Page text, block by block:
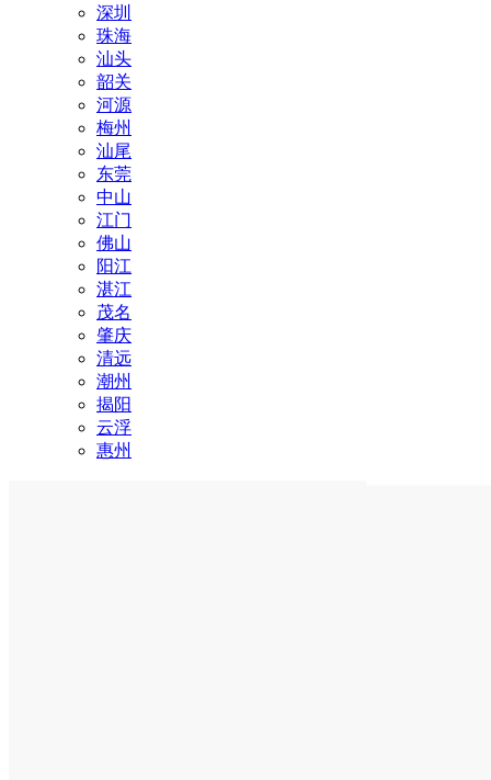
深圳
珠海
汕头
韶关
河源
梅州
汕尾
东莞
中山
江门
佛山
阳江
湛江
茂名
肇庆
清远
潮州
揭阳
云浮
惠州